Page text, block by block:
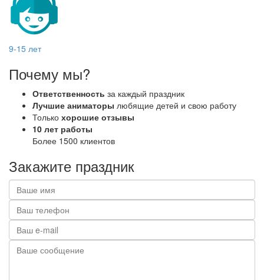
9-15 лет
Почему мы?
Ответственность за каждый праздник
Лучшие аниматоры любящие детей и свою работу
Только хорошие отзывы
10 лет работы
Более 1500 клиентов
Закажите праздник